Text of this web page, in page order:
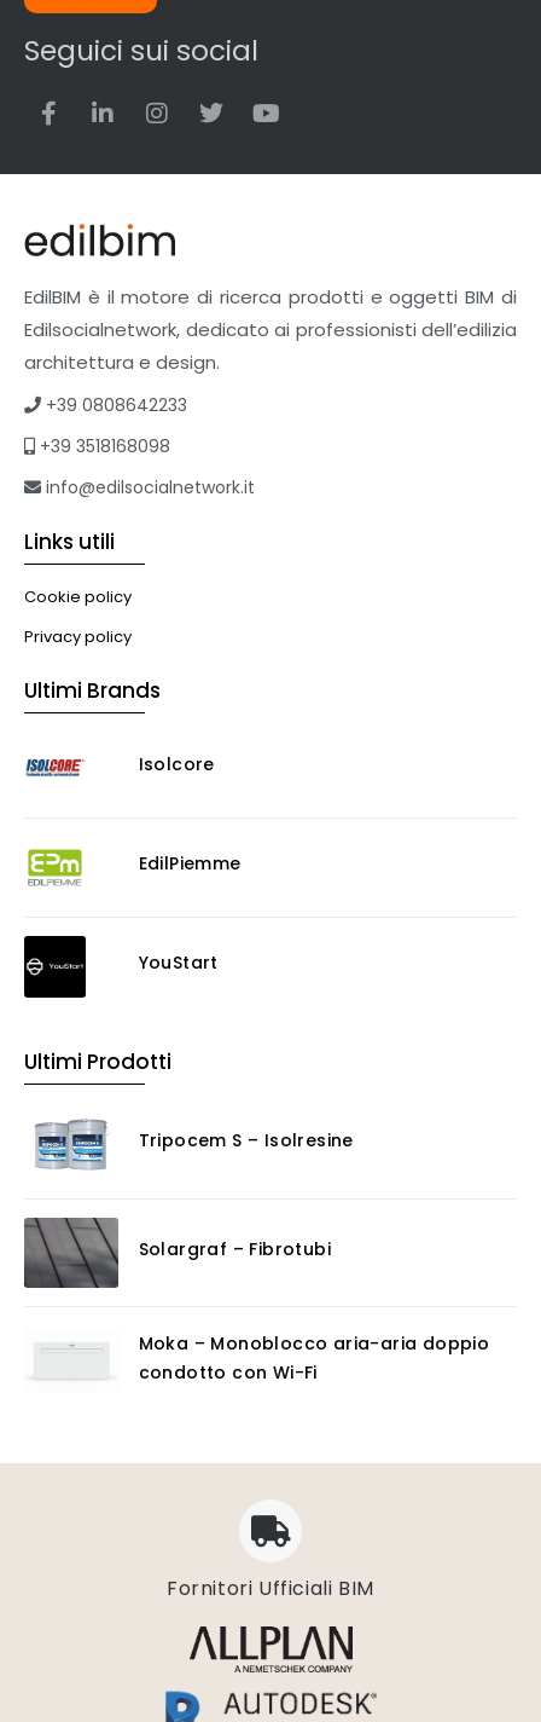
Seguici sui social
EdilBIM è il motore di ricerca prodotti e oggetti BIM di
Edilsocialnetwork, dedicato ai professionisti dell’edilizia
architettura e design.
+39 0808642233
+39 3518168098
info@edilsocialnetwork.it
Links utili
Cookie policy
Privacy policy
Ultimi Brands
Isolcore
EdilPiemme
YouStart
Ultimi Prodotti
Tripocem S – Isolresine
Solargraf – Fibrotubi
Moka – Monoblocco aria-aria doppio
condotto con Wi-Fi
Fornitori Ufficiali BIM